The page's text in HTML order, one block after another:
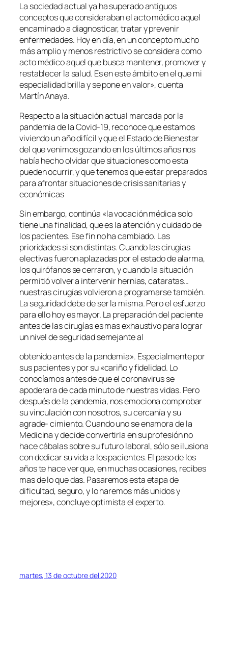
La sociedad actual ya ha superado antiguos
conceptos que consideraban el acto médico aquel
encaminado a diagnosticar, tratar y prevenir
enfermedades. Hoy en día, en un concepto mucho
más amplio y menos restrictivo se considera como
acto médico aquel que busca mantener, promover y
restablecer la salud. Es en este ámbito en el que mi
especialidad brilla y se pone en valor», cuenta
Martín Anaya.
Respecto a la situación actual marcada por la
pandemia de la Covid-19, reconoce que estamos
viviendo un año difícil y que el Estado de Bienestar
del que venimos gozando en los últimos años nos
había hecho olvidar que situaciones como esta
pueden ocurrir, y que tenemos que estar preparados
para afrontar situaciones de crisis sanitarias y
económicas
Sin embargo, continúa «la vocación médica solo
tiene una finalidad, que es la atención y cuidado de
los pacientes. Ese fin no ha cambiado. Las
prioridades si son distintas. Cuando las cirugías
electivas fueron aplazadas por el estado de alarma,
los quirófanos se cerraron, y cuando la situación
permitió volver a intervenir hernias, cataratas…
nuestras cirugías volvieron a programarse también.
La seguridad debe de ser la misma. Pero el esfuerzo
para ello hoy es mayor. La preparación del paciente
antes de las cirugías es mas exhaustivo para lograr
un nivel de seguridad semejante al
obtenido antes de la pandemia». Especialmente por
sus pacientes y por su «cariño y fidelidad. Lo
conocíamos antes de que el coronavirus se
apoderara de cada minuto de nuestras vidas. Pero
después de la pandemia, nos emociona comprobar
su vinculación con nosotros, su cercanía y su
agrade- cimiento. Cuando uno se enamora de la
Medicina y decide convertirla en su profesión no
hace cábalas sobre su futuro laboral, sólo se ilusiona
con dedicar su vida a los pacientes. El paso de los
años te hace ver que, en muchas ocasiones, recibes
mas de lo que das. Pasaremos esta etapa de
dificultad, seguro, y lo haremos más unidos y
mejores», concluye optimista el experto.
martes, 13 de octubre del 2020